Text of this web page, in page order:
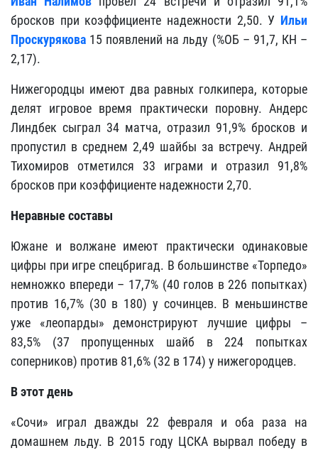
бросков при коэффициенте надежности 2,50. У Ильи
Проскурякова 15 появлений на льду (%ОБ – 91,7, КН –
2,17).
Нижегородцы имеют два равных голкипера, которые
делят игровое время практически поровну. Андерс
Линдбек сыграл 34 матча, отразил 91,9% бросков и
пропустил в среднем 2,49 шайбы за встречу. Андрей
Тихомиров отметился 33 играми и отразил 91,8%
бросков при коэффициенте надежности 2,70.
Неравные составы
Южане и волжане имеют практически одинаковые
цифры при игре спецбригад. В большинстве «Торпедо»
немножко впереди – 17,7% (40 голов в 226 попытках)
против 16,7% (30 в 180) у сочинцев. В меньшинстве
уже «леопарды» демонстрируют лучшие цифры –
83,5% (37 пропущенных шайб в 224 попытках
соперников) против 81,6% (32 в 174) у нижегородцев.
В этот день
«Сочи» играл дважды 22 февраля и оба раза на
домашнем льду. В 2015 году ЦСКА вырвал победу в